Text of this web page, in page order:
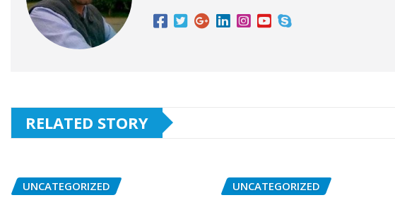
RELATED STORY
UNCATEGORIZED UNCATEGORIZED